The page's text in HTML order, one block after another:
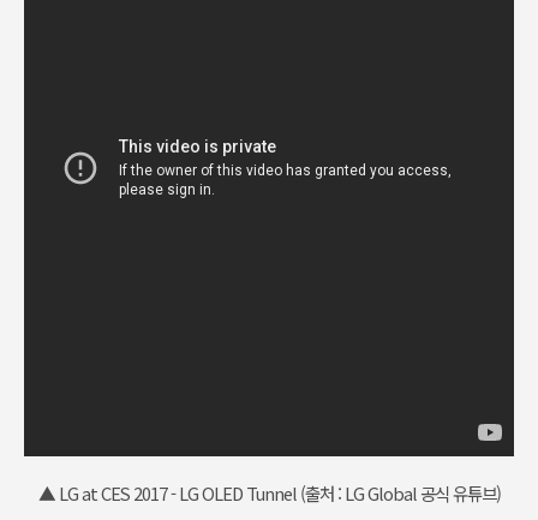
▲ LG at CES 2017 - LG OLED Tunnel (출처 : LG Global 공식 유튜브)